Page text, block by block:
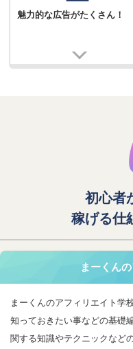
魅力的な広告がたくさん！
初心者
稼げる仕
まーくん
まーくんのアフィリエイト学
知っておきたい事などの基礎
関する知識やテクニックなど